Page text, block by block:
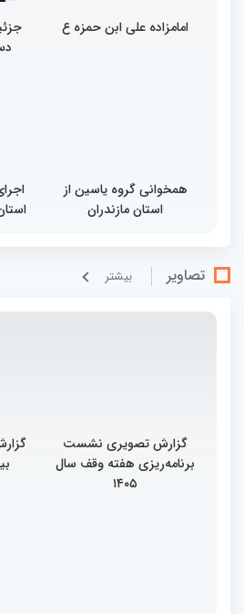
امامزاده علی ابن حمزه ع
همخوانی گروه یاسین از
استان مازندران
تصاویر بيشتر
گزارش تصویری نشست
برنامه‌ریزی هفته وقف سال
۱۴۰۵